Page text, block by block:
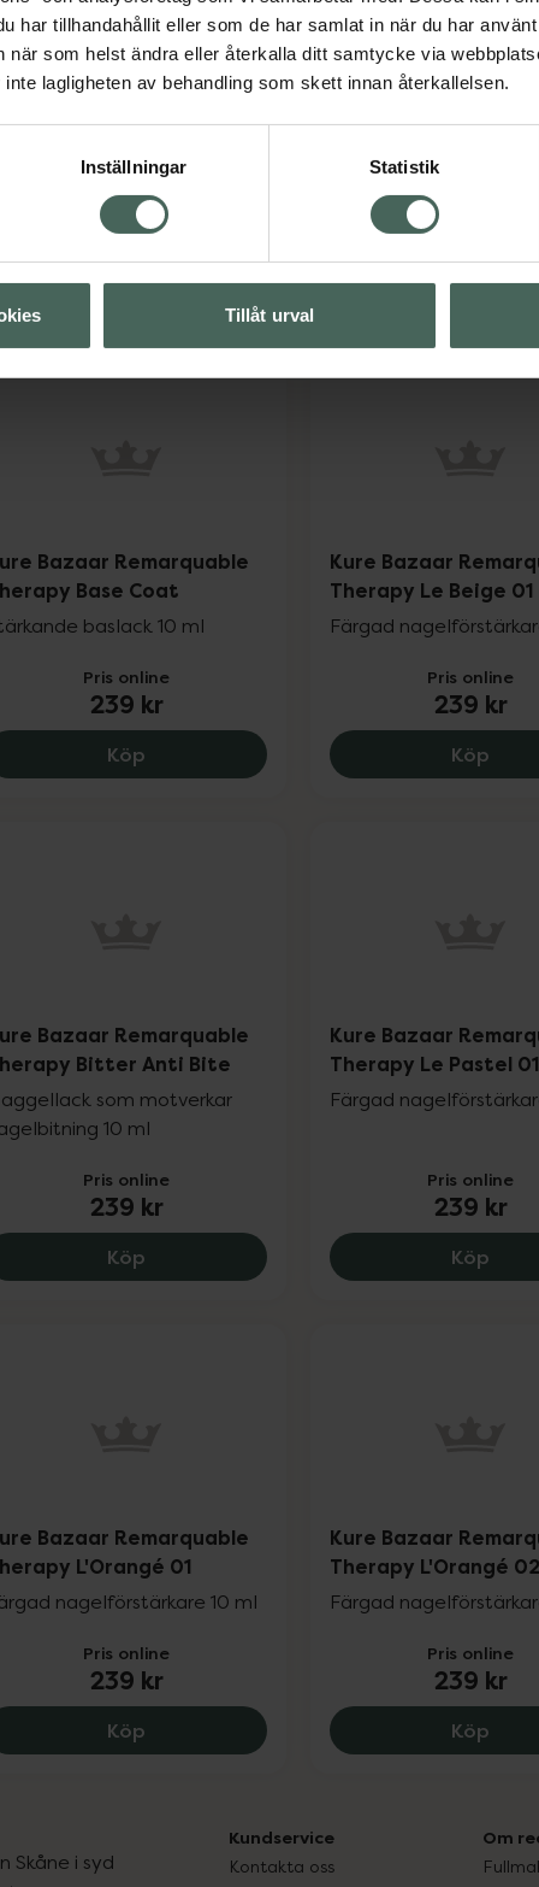
har tillhandahållit eller som de har samlat in när du har
när som helst ändra eller återkalla ditt samtycke via
lagligheten av behandling som skett innan återkallelsen.
Inställningar Statistik
Tillåt urval
Bazaar Remarquable
Pris online
239 kr
KöpKure Bazaar Remarquable Therapy Le
Kure Bazaar
Pris online
239 kr
KöpKure
Bazaar Remarquable
Base Coat
baslack 10 ml
Pris online
239 kr
Köp Kure Bazaar Remarquable Therapy
Kure Bazaar
Therapy Le Beige 01
Färgad
Pris online
239 kr
Köp
Bazaar Remarquable
Bitter Anti Bite
som motverkar
10 ml
Pris online
239 kr
Köp Kure Bazaar Remarquable Therapy
Kure Bazaar
Therapy Le Pastel 01
Färgad
Pris online
239 kr
Köp
Bazaar Remarquable
L'Orangé 01
nagelförstärkare 10 ml
Pris online
239 kr
Köp Kure Bazaar Remarquable Therapy
Kure Bazaar
Therapy L'Orangé 02
Färgad
Pris online
239 kr
Köp
Skåne i syd
Kundservice
Kontakta oss
Om